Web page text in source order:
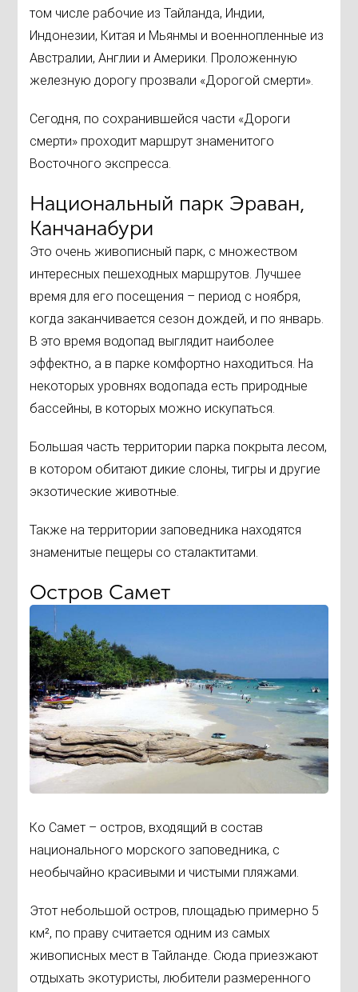
том числе рабочие из Тайланда, Индии,
Индонезии, Китая и Мьянмы и военнопленные из
Австралии, Англии и Америки. Проложенную
железную дорогу прозвали «Дорогой смерти».
Сегодня, по сохранившейся части «Дороги
смерти» проходит маршрут знаменитого
Восточного экспресса.
Национальный парк Эраван,
Канчанабури
Это очень живописный парк, с множеством
интересных пешеходных маршрутов. Лучшее
время для его посещения – период с ноября,
когда заканчивается сезон дождей, и по январь.
В это время водопад выглядит наиболее
эффектно, а в парке комфортно находиться. На
некоторых уровнях водопада есть природные
бассейны, в которых можно искупаться.
Большая часть территории парка покрыта лесом,
в котором обитают дикие слоны, тигры и другие
экзотические животные.
Также на территории заповедника находятся
знаменитые пещеры со сталактитами.
Остров Самет
Ко Самет – остров, входящий в состав
национального морского заповедника, с
необычайно красивыми и чистыми пляжами.
Этот небольшой остров, площадью примерно 5
км², по праву считается одним из самых
живописных мест в Тайланде. Сюда приезжают
отдыхать экотуристы, любители размеренного